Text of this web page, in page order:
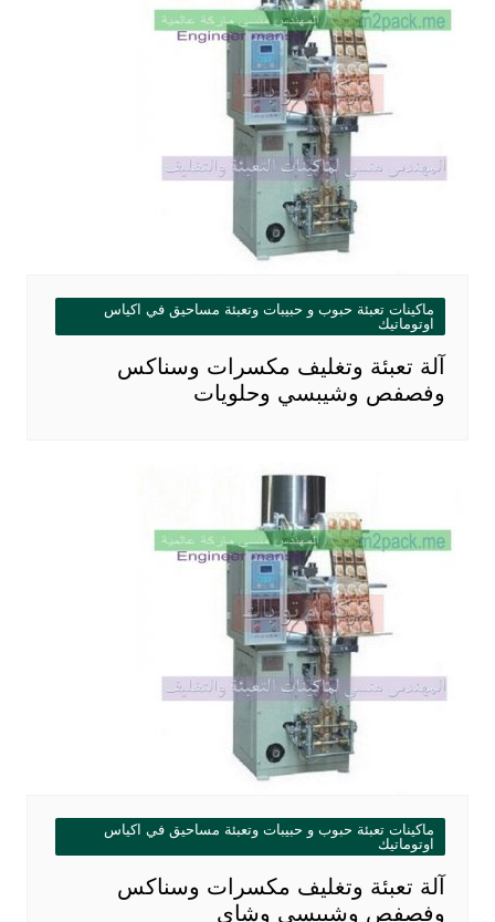
ماكينات تعبئة حبوب و حبيبات وتعبئة مساحيق في اكياس
اوتوماتيك
آلة تعبئة وتغليف مكسرات وسناكس
وفصفص وشيبسي وحلويات
ماكينات تعبئة حبوب و حبيبات وتعبئة مساحيق في اكياس
اوتوماتيك
آلة تعبئة وتغليف مكسرات وسناكس
وفصفص وشيبسي وشاي